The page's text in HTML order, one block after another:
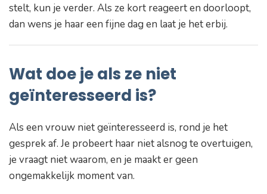
stelt, kun je verder. Als ze kort reageert en doorloopt,
dan wens je haar een fijne dag en laat je het erbij.
Wat doe je als ze niet
geïnteresseerd is?
Als een vrouw niet geïnteresseerd is, rond je het
gesprek af. Je probeert haar niet alsnog te overtuigen,
je vraagt niet waarom, en je maakt er geen
ongemakkelijk moment van.